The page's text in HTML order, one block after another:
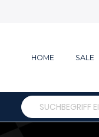
HOME SALE
Search